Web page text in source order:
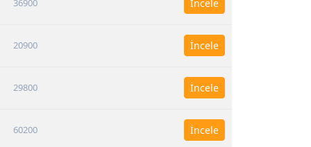
36900 İncele
20900 İncele
29800 İncele
60200 İncele